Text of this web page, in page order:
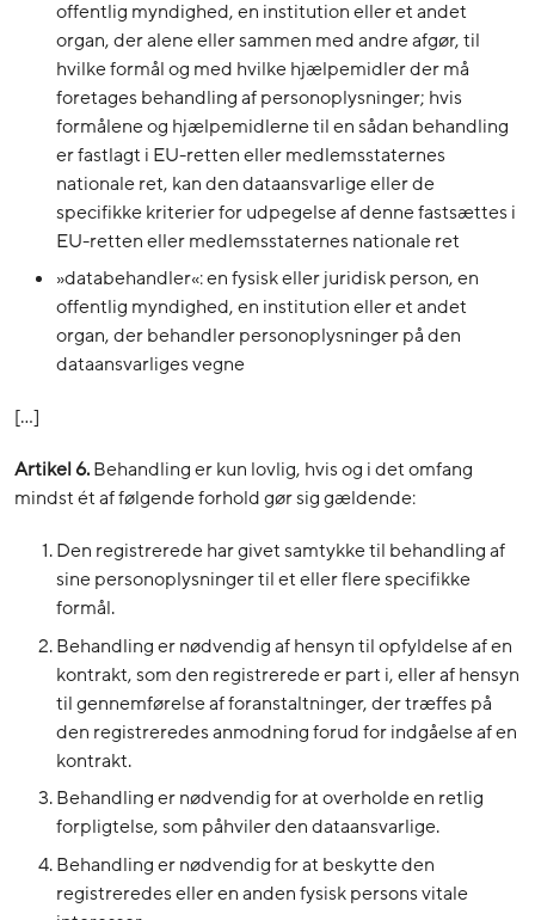
offentlig myndighed, en institution eller et andet
organ, der alene eller sammen med andre afgør, til
hvilke formål og med hvilke hjælpemidler der må
foretages behandling af personoplysninger; hvis
formålene og hjælpemidlerne til en sådan behandling
er fastlagt i EU-retten eller medlemsstaternes
nationale ret, kan den dataansvarlige eller de
specifikke kriterier for udpegelse af denne fastsættes i
EU-retten eller medlemsstaternes nationale ret
»databehandler«: en fysisk eller juridisk person, en
offentlig myndighed, en institution eller et andet
organ, der behandler personoplysninger på den
dataansvarliges vegne
[…]
Artikel 6.Behandling er kun lovlig, hvis og i det omfang
mindst ét af følgende forhold gør sig gældende:
Den registrerede har givet samtykke til behandling af
sine personoplysninger til et eller flere specifikke
formål.
Behandling er nødvendig af hensyn til opfyldelse af en
kontrakt, som den registrerede er part i, eller af hensyn
til gennemførelse af foranstaltninger, der træffes på
den registreredes anmodning forud for indgåelse af en
kontrakt.
Behandling er nødvendig for at overholde en retlig
forpligtelse, som påhviler den dataansvarlige.
Behandling er nødvendig for at beskytte den
registreredes eller en anden fysisk persons vitale